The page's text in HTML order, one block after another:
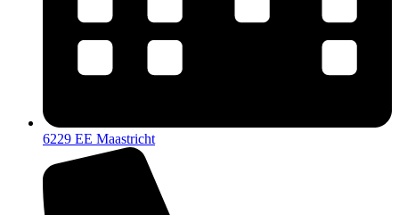
6229 EE Maastricht